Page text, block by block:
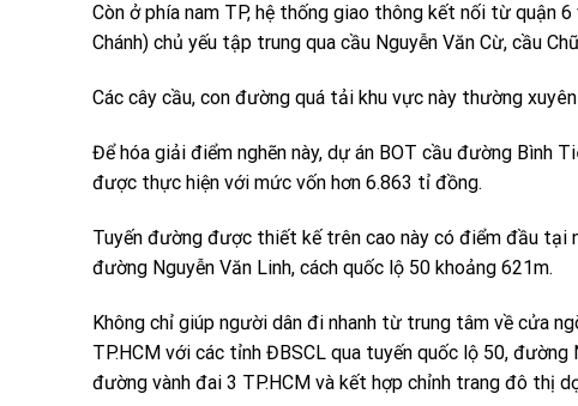
Còn ở phía nam TP, hệ thống giao thông kết nối từ quận
Chánh) chủ yếu tập trung qua cầu Nguyễn Văn Cừ, cầu
Các cây cầu, con đường quá tải khu vực này thường
Để hóa giải điểm nghẽn này, dự án BOT cầu đường Bình
được thực hiện với mức vốn hơn 6.863 tỉ đồng.
Tuyến đường được thiết kế trên cao này có điểm đầu
đường Nguyễn Văn Linh, cách quốc lộ 50 khoảng 621m.
Không chỉ giúp người dân đi nhanh từ trung tâm về cửa
TP.HCM với các tỉnh ĐBSCL qua tuyến quốc lộ 50,
đường vành đai 3 TP.HCM và kết hợp chỉnh trang đô thị